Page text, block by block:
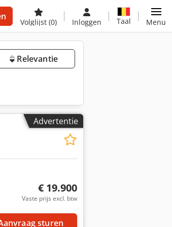
Volglijst (0) Inloggen Taal Menu
Relevantie
Advertentie
€ 19.900
Vaste prijs excl. btw
sturen